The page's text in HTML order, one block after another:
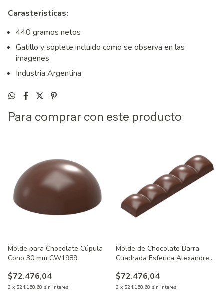
Carasterísticas:
440 gramos netos
Gatillo y soplete incluido como se observa en las
imagenes
Industria Argentina
Para comprar con este producto
Molde para Chocolate Cúpula
Cono 30 mm CW1989
$72.476,04
3 x $24.158,68 sin interés
Molde de Chocolate Barra
Cuadrada Esferica Alexandre
$72.476,04
3 x $24.158,68 sin interés